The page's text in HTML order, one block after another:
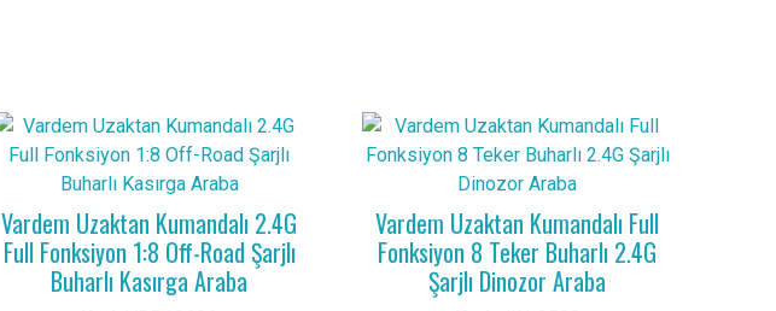
Vardem Uzaktan Kumandalı 2.4G
Full Fonksiyon 1:8 Off-Road Şarjlı
Buharlı Kasırga Araba
Vardem Uzaktan Kumandalı Full
Fonksiyon 8 Teker Buharlı 2.4G
Şarjlı Dinozor Araba